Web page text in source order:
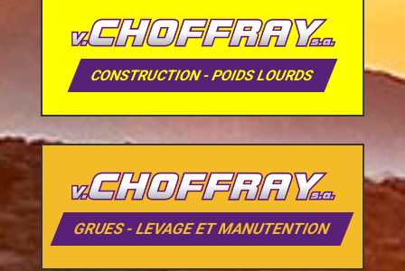
CONSTRUCTION - POIDS LOURDS
GRUES - LEVAGE ET MANUTENTION